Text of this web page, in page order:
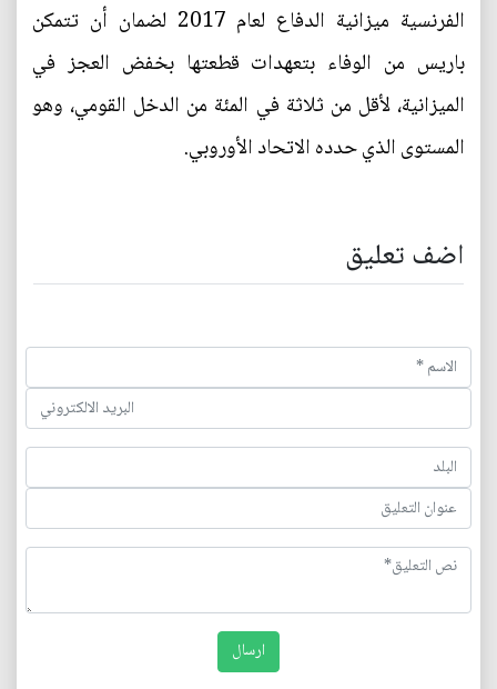
الفرنسية ميزانية الدفاع لعام 2017 لضمان أن تتمكن
باريس من الوفاء بتعهدات قطعتها بخفض العجز في
الميزانية، لأقل من ثلاثة في المئة من الدخل القومي، وهو
المستوى الذي حدده الاتحاد الأوروبي.
اضف تعليق